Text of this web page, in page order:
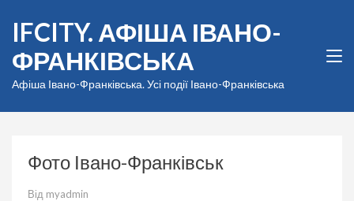
вмісту
(натисніть
Enter)
IFCITY. АФІША ІВАНО-
ФРАНКІВСЬКА
Афіша Івано-Франківська. Усі події Івано-Франківська
Фото Івано-Франківськ
Від myadmin